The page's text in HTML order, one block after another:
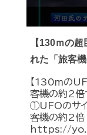
【130ｍの
れた「旅客
【130ｍの
客機の約2倍
①UFOのサ
客機の約2倍
https://